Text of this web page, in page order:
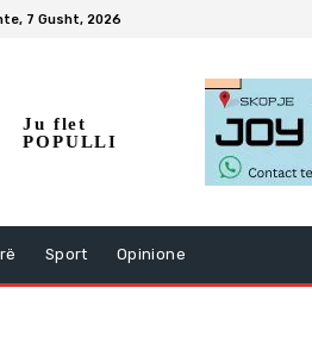
7 Gusht, 2026
Ju flet
POPULLI
Sport Opinione